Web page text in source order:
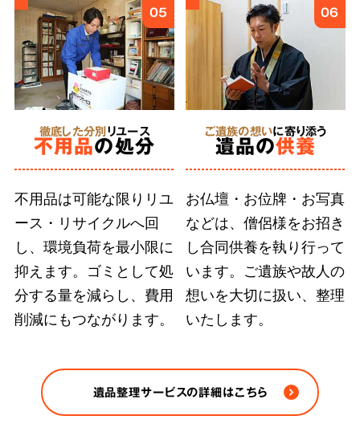
6 あらゆる状況 に対応
特殊清掃
にも対応
弊社ではどのような状況の遺品整理も、故人の
大切にされていた品物や重要書類を探し出す手
段を尽くします。また、
部屋の完全清掃、脱臭
除菌など、原状回復のおすすめ方法をご案内
※ゴミや不用品の処分は各自治体の条例/法令に
従い適正に処分します。
05
徹底した分別リユース
不用品の処分
不用品は可能な限りリユ
ース・リサイクルへ回
し、環境負荷を最小限に
抑えます。ゴミとして処
分する量を減らし、費用
削減にもつながります。
06
ご遺族の想いに寄り添う
遺品の供養
お仏壇・お位牌・お写真
などは、僧侶様をお招き
し合同供養を執り行って
います。ご遺族や故人の
想いを大切に扱い、整理
いたします。
遺品整理サービスの詳細はこちら